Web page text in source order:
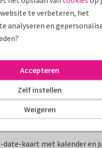
date-kaart met kalender en
te verbeteren, het
analyseren en
Weigeren
Zelf instellen
Accepteren